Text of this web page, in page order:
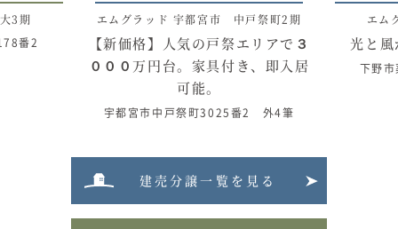
3期
番2
エムグラッド 宇都宮市 中戸祭町2期
【新価格】人気の戸祭エリアで３
０００万円台。家具付き、即入居
可能。
宇都宮市中戸祭町3025番2 外4筆
エム
光と
下野
建売分譲一覧を見る